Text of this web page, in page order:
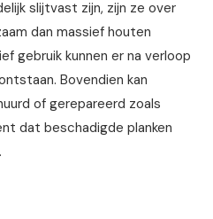
slijtvast zijn, zijn ze over
dan massief houten
gebruik kunnen er na verloop
Bovendien kan
of gerepareerd zoals
dat beschadigde planken